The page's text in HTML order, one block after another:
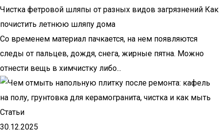
Чистка фетровой шляпы от разных видов загрязнений Как
почистить летнюю шляпу дома
Со временем материал пачкается, на нем появляются
следы от пальцев, дождя, снега, жирные пятна. Можно
отнести вещь в химчистку либо...
Статьи
30.12.2025